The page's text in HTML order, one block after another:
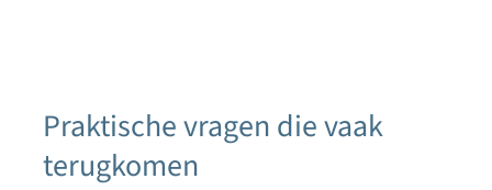
Praktische vragen die vaak
terugkomen